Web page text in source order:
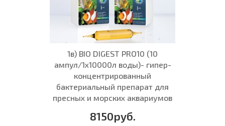
1в) BIO DIGEST PRO10 (10
ампул/1x10000л воды)- гипер-
концентрированный
бактериальный препарат для
пресных и морских аквариумов
8150руб.